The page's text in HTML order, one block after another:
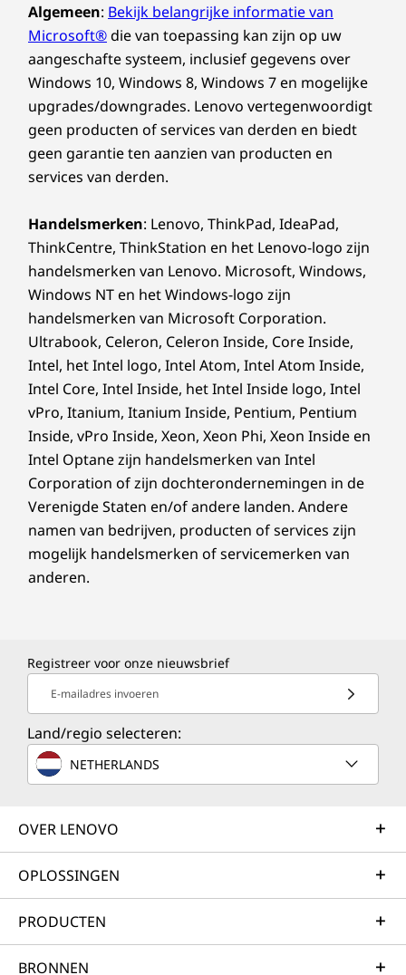
Algemeen: Bekijk belangrijke informatie van
Microsoft®die van toepassing kan zijn op uw
aangeschafte systeem, inclusief gegevens over
Windows 10, Windows 8, Windows 7 en mogelijke
upgrades/downgrades. Lenovo vertegenwoordigt
geen producten of services van derden en biedt
geen garantie ten aanzien van producten en
services van derden.
Handelsmerken: Lenovo, ThinkPad, IdeaPad,
ThinkCentre, ThinkStation en het Lenovo-logo zijn
handelsmerken van Lenovo. Microsoft, Windows,
Windows NT en het Windows-logo zijn
handelsmerken van Microsoft Corporation.
Ultrabook, Celeron, Celeron Inside, Core Inside,
Intel, het Intel logo, Intel Atom, Intel Atom Inside,
Intel Core, Intel Inside, het Intel Inside logo, Intel
vPro, Itanium, Itanium Inside, Pentium, Pentium
Inside, vPro Inside, Xeon, Xeon Phi, Xeon Inside en
Intel Optane zijn handelsmerken van Intel
Corporation of zijn dochterondernemingen in de
Verenigde Staten en/of andere landen. Andere
namen van bedrijven, producten of services zijn
mogelijk handelsmerken of servicemerken van
anderen.
Registreer voor onze nieuwsbrief
E-mailadres invoeren
Land/regio selecteren:
NETHERLANDS
OVER LENOVO
OPLOSSINGEN
PRODUCTEN
BRONNEN